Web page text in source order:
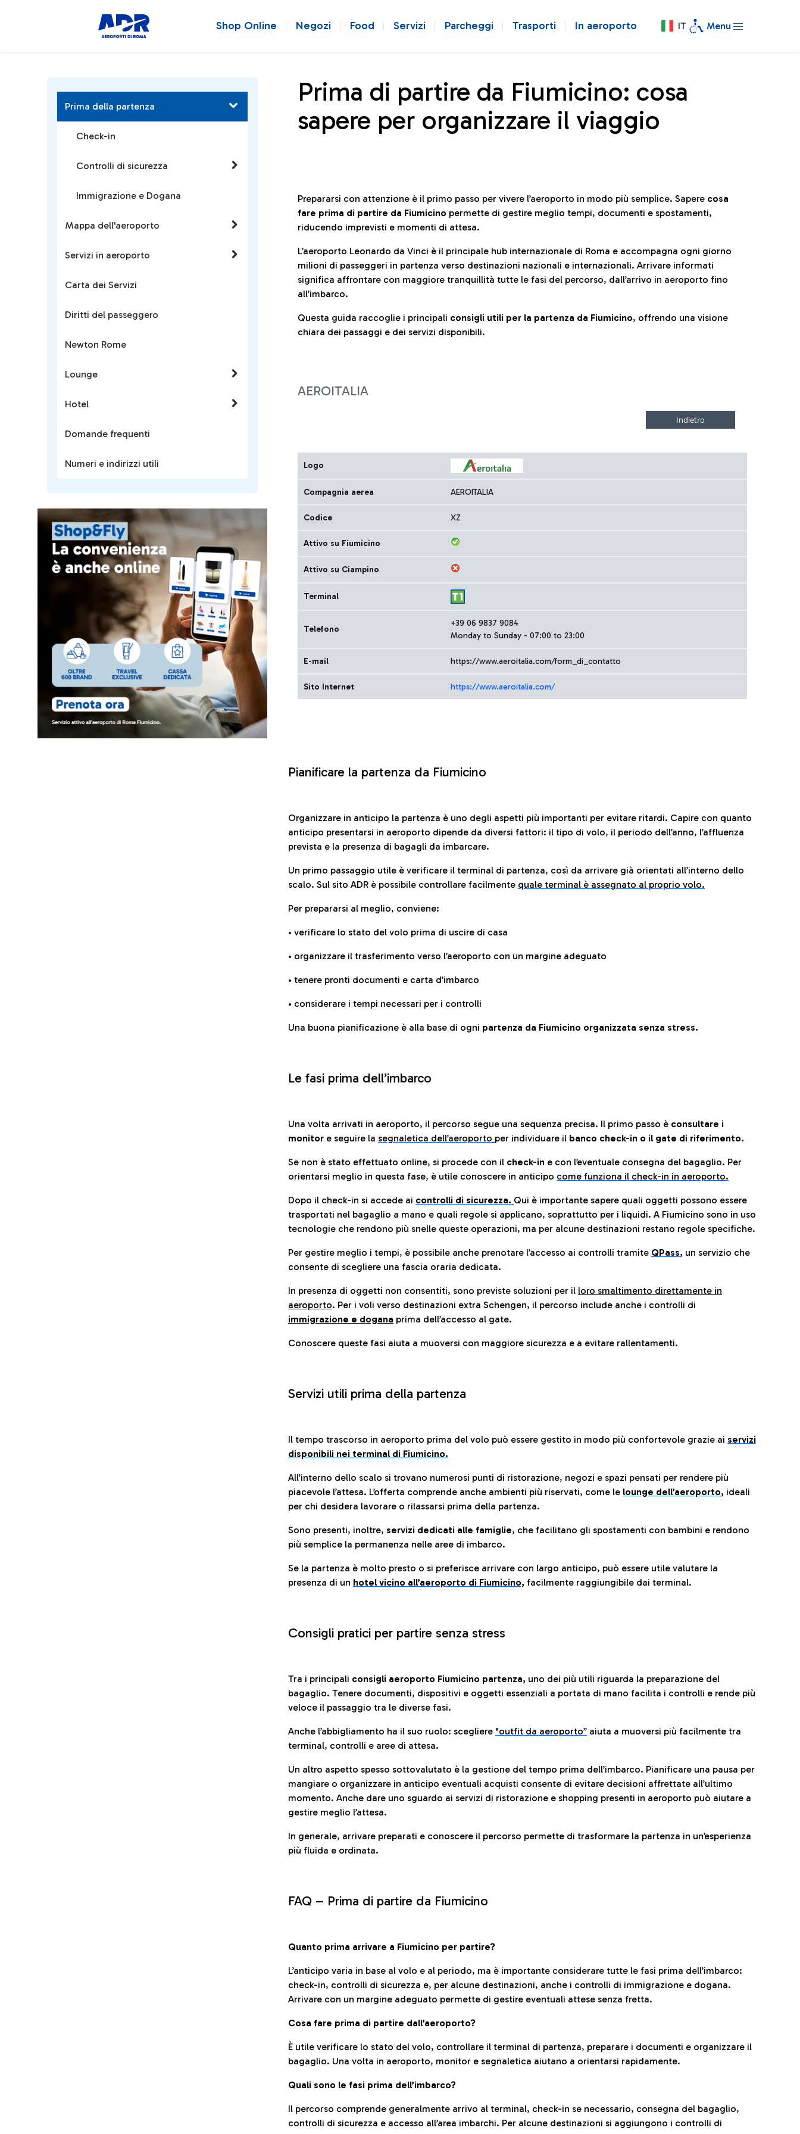
Shop Online Negozi Food Servizi Parcheggi Trasporti In aeroporto IT Menu
Prima di partire da Fiumicino: cosa
sapere per organizzare il viaggio
Prepararsi con attenzione è il primo passo per vivere l’aeroporto in modo più semplice. Sapere cosa
fare prima di partire da Fiumicino permette di gestire meglio tempi, documenti e spostamenti,
riducendo imprevisti e momenti di attesa.
L’aeroporto Leonardo da Vinci è il principale hub internazionale di Roma e accompagna ogni giorno
milioni di passeggeri in partenza verso destinazioni nazionali e internazionali. Arrivare informati
significa affrontare con maggiore tranquillità tutte le fasi del percorso, dall’arrivo in aeroporto fino
all’imbarco.
Questa guida raccoglie i principali consigli utili per la partenza da Fiumicino, offrendo una visione
chiara dei passaggi e dei servizi disponibili.
AEROITALIA
Logo
Compagnia aerea AEROITALIA
Codice XZ
Attivo su Fiumicino
Attivo su Ciampino
Terminal
Telefono
+39 06 9837 9084
Monday to Sunday - 07:00 to 23:00
E-mail https://www.aeroitalia.com/form_di_contatto
Sito Internet https://www.aeroitalia.com/
Pianificare la partenza da Fiumicino
Organizzare in anticipo la partenza è uno degli aspetti più importanti per evitare ritardi. Capire con quanto
anticipo presentarsi in aeroporto dipende da diversi fattori: il tipo di volo, il periodo dell’anno, l’affluenza
prevista e la presenza di bagagli da imbarcare.
Un primo passaggio utile è verificare il terminal di partenza, così da arrivare già orientati all’interno dello
scalo. Sul sito ADR è possibile controllare facilmente quale terminal è assegnato al proprio volo.
Per prepararsi al meglio, conviene:
• verificare lo stato del volo prima di uscire di casa
• organizzare il trasferimento verso l’aeroporto con un margine adeguato
• tenere pronti documenti e carta d’imbarco
• considerare i tempi necessari per i controlli
Una buona pianificazione è alla base di ogni partenza da Fiumicino organizzata senza stress.
Le fasi prima dell’imbarco
Una volta arrivati in aeroporto, il percorso segue una sequenza precisa. Il primo passo è consultare i
monitor e seguire la segnaletica dell’aeroporto per individuare il banco check-in o il gate di riferimento.
Se non è stato effettuato online, si procede con il check-in e con l’eventuale consegna del bagaglio. Per
orientarsi meglio in questa fase, è utile conoscere in anticipo come funziona il check-in in aeroporto.
Dopo il check-in si accede ai controlli di sicurezza. Qui è importante sapere quali oggetti possono essere
trasportati nel bagaglio a mano e quali regole si applicano, soprattutto per i liquidi. A Fiumicino sono in uso
tecnologie che rendono più snelle queste operazioni, ma per alcune destinazioni restano regole specifiche.
Per gestire meglio i tempi, è possibile anche prenotare l’accesso ai controlli tramite QPass, un servizio che
consente di scegliere una fascia oraria dedicata.
In presenza di oggetti non consentiti, sono previste soluzioni per il loro smaltimento direttamente in
aeroporto. Per i voli verso destinazioni extra Schengen, il percorso include anche i controlli di
immigrazione e dogana prima dell’accesso al gate.
Conoscere queste fasi aiuta a muoversi con maggiore sicurezza e a evitare rallentamenti.
Servizi utili prima della partenza
Il tempo trascorso in aeroporto prima del volo può essere gestito in modo più confortevole grazie ai servizi
disponibili nei terminal di Fiumicino.
All’interno dello scalo si trovano numerosi punti di ristorazione, negozi e spazi pensati per rendere più
piacevole l’attesa. L’offerta comprende anche ambienti più riservati, come le lounge dell’aeroporto, ideali
per chi desidera lavorare o rilassarsi prima della partenza.
Sono presenti, inoltre, servizi dedicati alle famiglie, che facilitano gli spostamenti con bambini e rendono
più semplice la permanenza nelle aree di imbarco.
Se la partenza è molto presto o si preferisce arrivare con largo anticipo, può essere utile valutare la
presenza di un hotel vicino all’aeroporto di Fiumicino, facilmente raggiungibile dai terminal.
Consigli pratici per partire senza stress
Tra i principali consigli aeroporto Fiumicino partenza, uno dei più utili riguarda la preparazione del
bagaglio. Tenere documenti, dispositivi e oggetti essenziali a portata di mano facilita i controlli e rende più
veloce il passaggio tra le diverse fasi.
Anche l’abbigliamento ha il suo ruolo: scegliere "outfit da aeroporto” aiuta a muoversi più facilmente tra
terminal, controlli e aree di attesa.
Un altro aspetto spesso sottovalutato è la gestione del tempo prima dell’imbarco. Pianificare una pausa per
mangiare o organizzare in anticipo eventuali acquisti consente di evitare decisioni affrettate all’ultimo
momento. Anche dare uno sguardo ai servizi di ristorazione e shopping presenti in aeroporto può aiutare a
gestire meglio l’attesa.
In generale, arrivare preparati e conoscere il percorso permette di trasformare la partenza in un’esperienza
più fluida e ordinata.
FAQ – Prima di partire da Fiumicino
Quanto prima arrivare a Fiumicino per partire?
L’anticipo varia in base al volo e al periodo, ma è importante considerare tutte le fasi prima dell’imbarco:
check-in, controlli di sicurezza e, per alcune destinazioni, anche i controlli di immigrazione e dogana.
Arrivare con un margine adeguato permette di gestire eventuali attese senza fretta.
Cosa fare prima di partire dall’aeroporto?
È utile verificare lo stato del volo, controllare il terminal di partenza, preparare i documenti e organizzare il
bagaglio. Una volta in aeroporto, monitor e segnaletica aiutano a orientarsi rapidamente.
Quali sono le fasi prima dell’imbarco?
Il percorso comprende generalmente arrivo al terminal, check-in se necessario, consegna del bagaglio,
controlli di sicurezza e accesso all’area imbarchi. Per alcune destinazioni si aggiungono i controlli di
Prima della partenza
Check-in
Controlli di sicurezza
Immigrazione e Dogana
Mappa dell'aeroporto
Servizi in aeroporto
Carta dei Servizi
Diritti del passeggero
Newton Rome
Lounge
Hotel
Domande frequenti
Numeri e indirizzi utili